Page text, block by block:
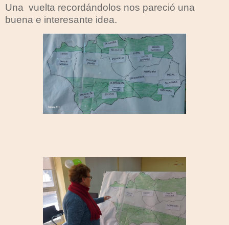
Una vuelta recordándolos nos pareció una
buena e interesante idea.